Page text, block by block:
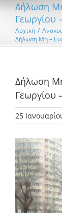
Δήλωση Μη
Γεωργίου
Αρχική /
Δήλωση Μη –
Δήλωση Μη
Γεωργίου
25
Προβολή
εικόνας